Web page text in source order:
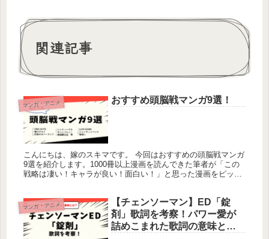
関連記事
マンガ・アニメ おすすめ頭脳戦マンガ9選！
こんにちは、嫁のスキマです。 今回はおすすめの頭脳戦マンガ
9選を紹介します。1000冊以上漫画を読んできた筆者が「この
戦略は凄い！キャラが良い！面白い！」と思った漫画をピック
マンガ・アニメ
【チェンソーマン】ED「錠
剤」歌詞を考察！パワー愛が
詰めこまれた歌詞の意味と